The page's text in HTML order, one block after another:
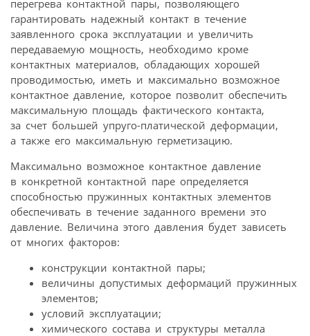
перегрева контактной пары, позволяющего
гарантировать надежный контакт в течение
заявленного срока эксплуатации и увеличить
передаваемую мощность, необходимо кроме
контактных материалов, обладающих хорошей
проводимостью, иметь и максимально возможное
контактное давление, которое позволит обеспечить
максимальную площадь фактического контакта,
за счет большей упруго-платической деформации,
а также его максимальную герметизацию.
Максимально возможное контактное давление
в конкретной контактной паре определяется
способностью пружинных контактных элементов
обеспечивать в течение заданного времени это
давление. Величина этого давления будет зависеть
от многих факторов:
конструкции контактной пары;
величины допустимых деформаций пружинных
элементов;
условий эксплуатации;
химического состава и структуры металла